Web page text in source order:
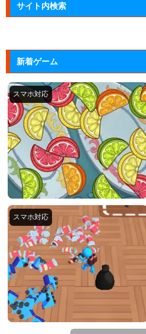
サイト内検索
新着ゲーム